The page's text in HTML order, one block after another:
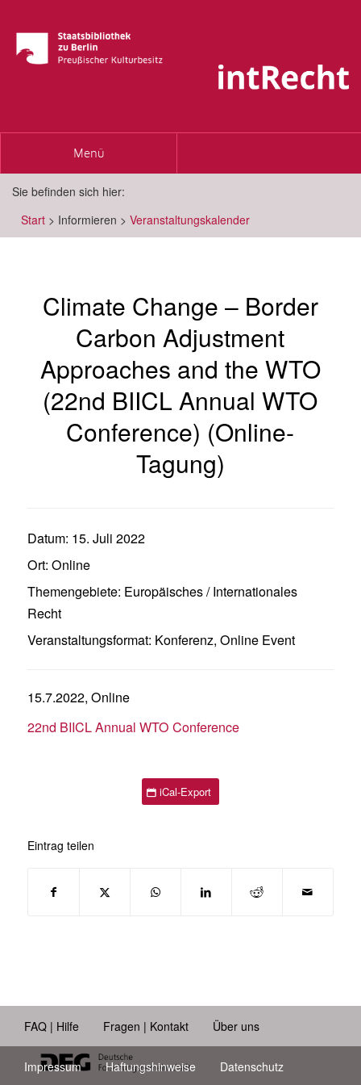
Toggle
Menü
Sie befinden sich hier:
Start > Informieren > Veranstaltungskalender
Climate Change – Border
Carbon Adjustment
Approaches and the WTO
(22nd BIICL Annual WTO
Conference) (Online-
Tagung)
Datum: 15. Juli 2022
Ort: Online
Themengebiete: Europäisches / Internationales
Recht
Veranstaltungsformat: Konferenz, Online Event
15.7.2022, Online
22nd BIICL Annual WTO Conference
iCal-Export
Eintrag teilen
FAQ | Hilfe Fragen | Kontakt Über uns
Impressum Haftungshinweise Datenschutz